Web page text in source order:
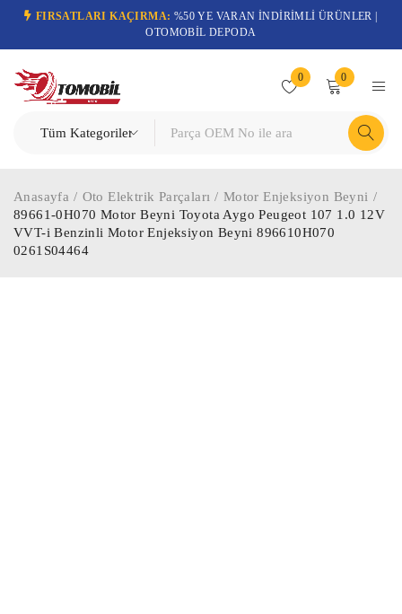
FIRSATLARI KAÇIRMA: %50 YE VARAN İNDİRİMLİ ÜRÜNLER |
OTOMOBİL DEPODA
0 0
Anasayfa / Oto Elektrik Parçaları / Motor Enjeksiyon Beyni /
89661-0H070 Motor Beyni Toyota Aygo Peugeot 107 1.0 12V
VVT-i Benzinli Motor Enjeksiyon Beyni 896610H070
0261S04464